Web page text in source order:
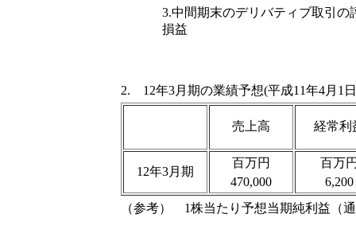
3.中間期末のデリバティブ取引の
損益
2. 12年3月期の業績予想(平成11年4月1
売上高 経常利
12年3月期
百万円
470,000
百万
6,200
（参考） 1株当たり予想当期純利益